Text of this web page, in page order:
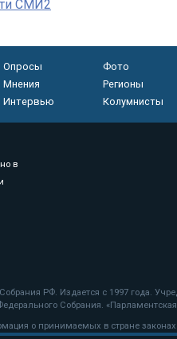
СМИ2
Опросы
Фото
Мнения
Регионы
Интервью Колумнисты
в
РФ. Издается с 1997 года.
Собрания.
о принимаемых в стране